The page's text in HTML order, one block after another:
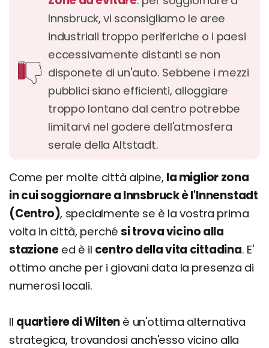
Innsbruck, vi sconsigliamo le aree
industriali troppo periferiche o i paesi
eccessivamente distanti se non
disponete di un'auto. Sebbene i mezzi
pubblici siano efficienti, alloggiare
troppo lontano dal centro potrebbe
limitarvi nel godere dell'atmosfera
serale della Altstadt.
Come per molte città alpine, la miglior zona
in cui soggiornare a Innsbruck è l'Innenstadt
(Centro), specialmente se è la vostra prima
volta in città, perchési trova vicino alla
stazioneed è il centro della vita cittadina. E'
ottimo anche per i giovani data la presenza di
numerosi locali.
Il quartiere di Wilten è un'ottima alternativa
strategica, trovandosi anch'esso vicino alla